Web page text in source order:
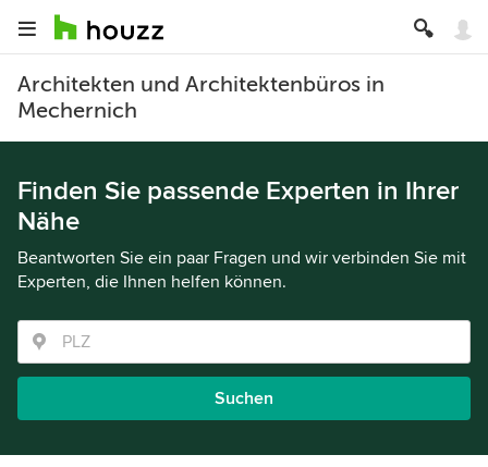
Architekten und Architektenbüros in
Mechernich
Finden Sie passende Experten in Ihrer
Nähe
Beantworten Sie ein paar Fragen und wir verbinden Sie mit
Experten, die Ihnen helfen können.
Suchen